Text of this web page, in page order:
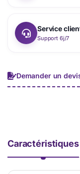
Service
Support 6j/7
Demander un
Caractéristiques